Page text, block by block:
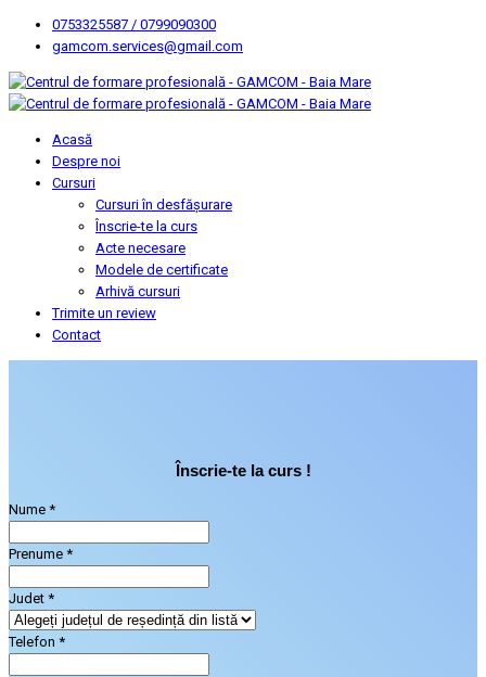
0753325587 / 0799090300
gamcom.services@gmail.com
Acasă
Despre noi
Cursuri
Cursuri în desfășurare
Înscrie-te la curs
Acte necesare
Modele de certificate
Arhivă cursuri
Trimite un review
Contact
Înscrie-te la curs !
Nume *
Prenume *
Judet *
Telefon *